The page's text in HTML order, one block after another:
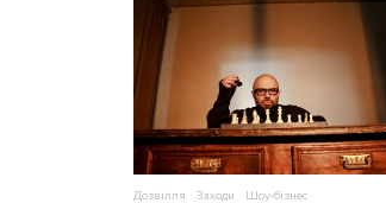
Дозвілля Заходи Шоу-бізнес